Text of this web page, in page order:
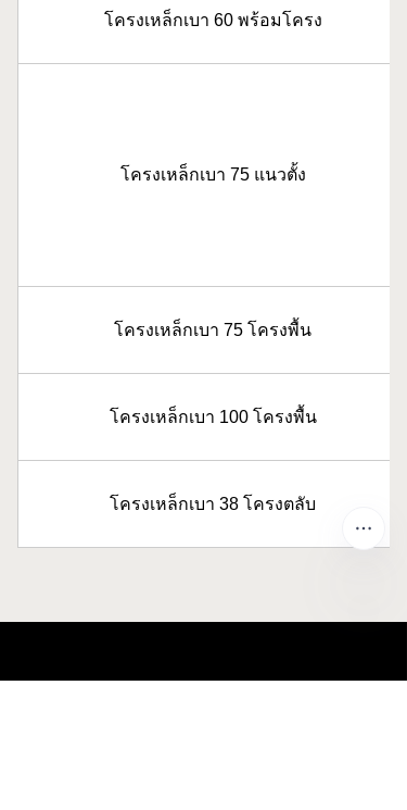
โครงเหล็กเบา 60 พร้อมโครง
โครงเหล็กเบา 75 แนวตั้ง
โครงเหล็กเบา 75 โครงพื้น
โครงเหล็กเบา 100 โครงพื้น
โครงเหล็กเบา 38 โครงตลับ